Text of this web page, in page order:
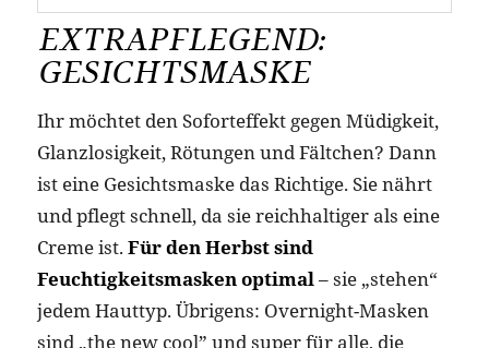
EXTRAPFLEGEND:
GESICHTSMASKE
Ihr möchtet den Soforteffekt gegen Müdigkeit,
Glanzlosigkeit, Rötungen und Fältchen? Dann
ist eine Gesichtsmaske das Richtige. Sie nährt
und pflegt schnell, da sie reichhaltiger als eine
Creme ist. Für den Herbst sind
Feuchtigkeitsmasken optimal– sie „stehen“
jedem Hauttyp. Übrigens: Overnight-Masken
sind „the new cool” und super für alle, die